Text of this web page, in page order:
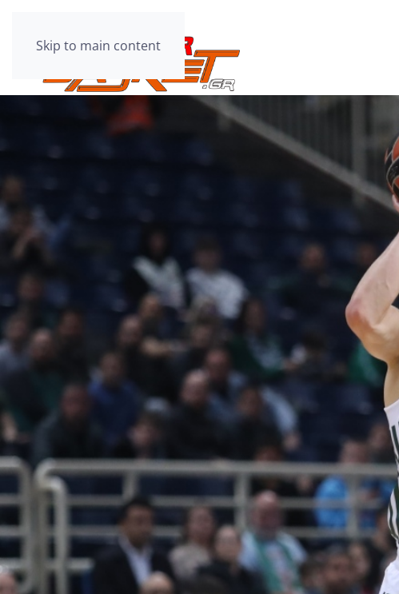
Skip to main content